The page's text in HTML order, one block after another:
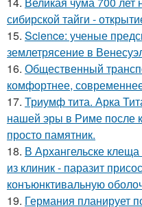
сибирской тайги -
15. Science: ученые
землетрясение в
16. Общественный
комфортнее,
17. Триумф тита. Арка
нашей эры в Риме после
просто памятник.
18. В Архангельске
из клиник - паразит
конъюнктивальную
19. Германия планирует